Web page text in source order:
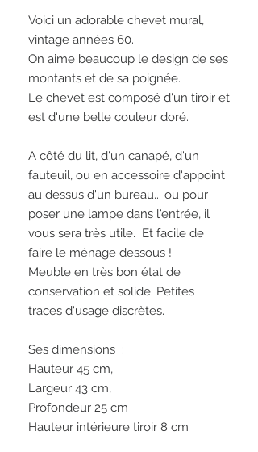
Voici un adorable chevet mural,
vintage années 60.
On aime beaucoup le design de ses
montants et de sa poignée.
Le chevet est composé d'un tiroir et
est d'une belle couleur doré.
A côté du lit, d'un canapé, d'un
fauteuil, ou en accessoire d'appoint
au dessus d'un bureau... ou pour
poser une lampe dans l'entrée, il
vous sera très utile. Et facile de
faire le ménage dessous !
Meuble en très bon état de
conservation et solide. Petites
traces d'usage discrètes.
Ses dimensions :
Hauteur 45 cm,
Largeur 43 cm,
Profondeur 25 cm
Hauteur intérieure tiroir 8 cm